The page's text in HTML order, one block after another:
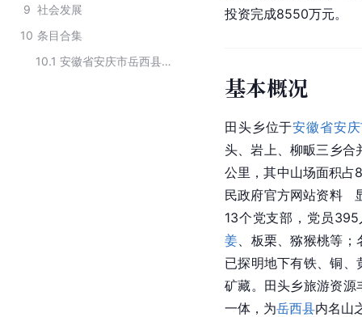
9 社会发展
10 条目合集
10.1
安徽省安庆市岳西县下辖乡镇
投资完成8550万元。
基本概况
田头乡位于安徽省安
头、岩上、柳畈三乡
公里，其中山场面积占
民政府官方网站资料
13个党支部，党员
姜 、板栗、猕猴桃等
已探明地下有铁、铜、
矿藏。田头乡旅游资源
一体，为岳西县内名山